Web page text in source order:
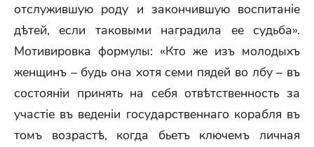
отслужившую роду и закончившую воспитаніе
дѣтей, если таковыми наградила ее судьба».
Мотивировка формулы: «Кто же изъ молодыхъ
женщинъ – будь она хотя семи пядей во лбу – въ
состояніи принять на себя отвѣтственность за
участіе въ веденіи государственнаго корабля въ
томъ возрастѣ, когда бьетъ ключемъ личная